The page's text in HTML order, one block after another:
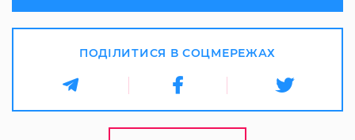
ПОДІЛИТИСЯ В СОЦМЕРЕЖАХ